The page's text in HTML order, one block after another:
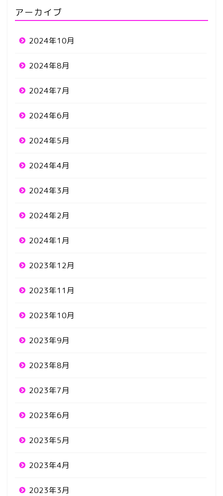
アーカイブ
2024年10月
2024年8月
2024年7月
2024年6月
2024年5月
2024年4月
2024年3月
2024年2月
2024年1月
2023年12月
2023年11月
2023年10月
2023年9月
2023年8月
2023年7月
2023年6月
2023年5月
2023年4月
2023年3月